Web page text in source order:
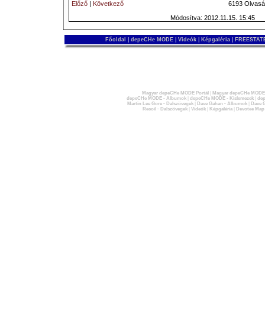
Előző | Következő
6193
Módosítva: 2012.11.15. 15:45
Főoldal depeCHe MODE Videók Képgaléria
Magyar depeCHe MODE Portál
Magyar depeCHe
depeCHe MODE - Albumok| depeCHe MODE - Kislemezek|
Martin Lee Gore - Dalszövegek| Dave Gahan - Albumok|
Dave
Recoil - Dalszövegek| Videók| Képgaléria| Devotee Map